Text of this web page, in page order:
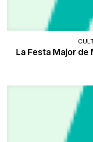
La Festa Major de